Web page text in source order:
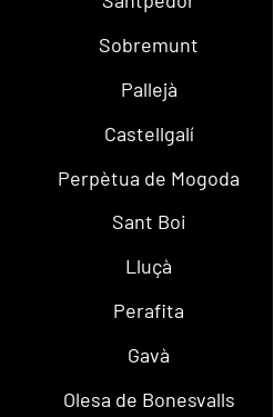
Sobremunt
Pallejà
Castellgalí
Perpètua de Mogoda
Sant Boi
Lluçà
Perafita
Gavà
Olesa de Bonesvalls